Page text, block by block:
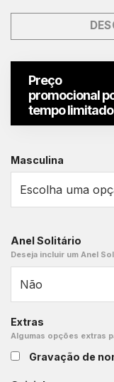
Preço
promocional
tempo limitado
Masculina
Anel Solitário
Deseja incluir um Anel
Extras
Algumas opções extras
Gravação de